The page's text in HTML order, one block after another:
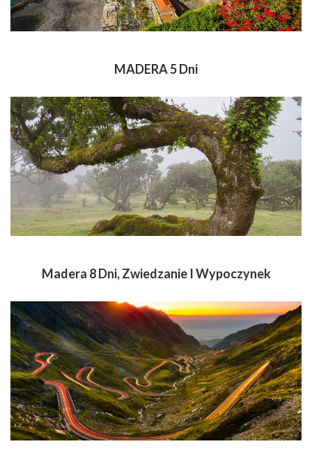
MADERA 5 Dni
Madera 8 Dni, Zwiedzanie I Wypoczynek